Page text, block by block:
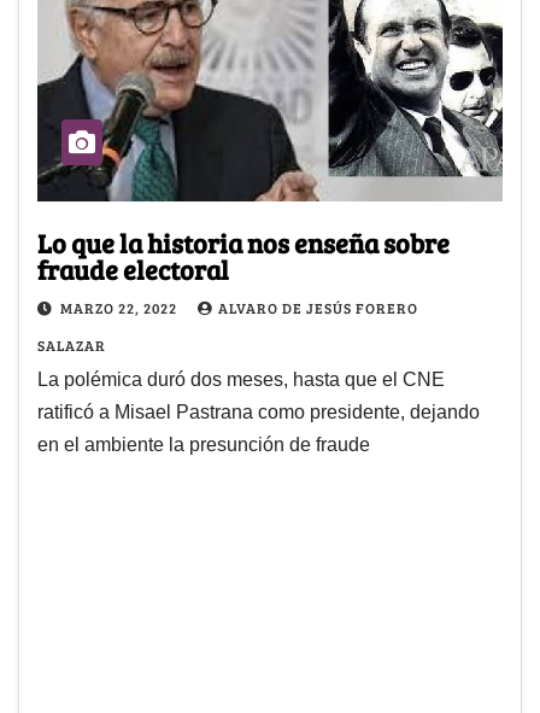
Lo que la historia nos enseña sobre
fraude electoral
MARZO 22, 2022
ALVARO DE JESÚS FORERO
SALAZAR
La polémica duró dos meses, hasta que el CNE
ratificó a Misael Pastrana como presidente, dejando
en el ambiente la presunción de fraude